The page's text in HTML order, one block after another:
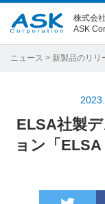
株式会
ASK
ニュース > 新製品のリリ
ELSA社製
ョン「